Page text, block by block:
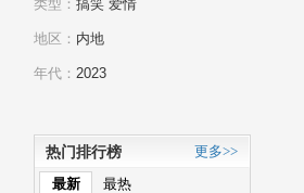
类型： 搞笑 爱情
地区： 内地
年代： 2023
热门排行榜
更多>>
最新
最热